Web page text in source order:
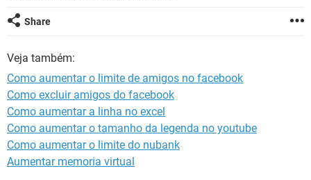
Share
Veja também:
Como aumentar o limite de amigos no facebook
Como excluir amigos do facebook
Como aumentar a linha no excel
Como aumentar o tamanho da legenda no youtube
Como aumentar o limite do nubank
Aumentar memoria virtual